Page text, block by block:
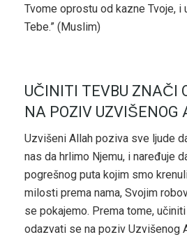
Tvome oprostu od kazne Tvoje, i
Tebe.” (Muslim)
UČINITI TEVBU ZNAČI
NA POZIV UZVIŠENOG
Uzvišeni Allah poziva sve ljude
nas da hrlimo Njemu, i naređuje
pogrešnog puta kojim smo
milosti prema nama, Svojim
se pokajemo. Prema tome,
odazvati se na poziv Uzvišenog